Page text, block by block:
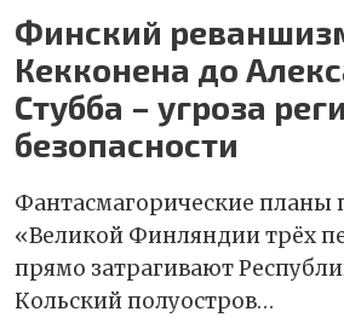
Финский
Кекконена до
Стубба – угроза
безопасности
Фантасмагорические планы
«Великой Финляндии трёх
прямо затрагивают
Кольский полуостров…